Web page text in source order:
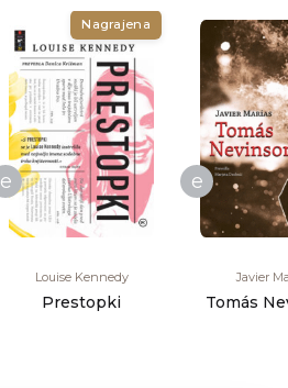
Nagrajena
e
Louise Kennedy
Prestopki
e
Javier
Tomás